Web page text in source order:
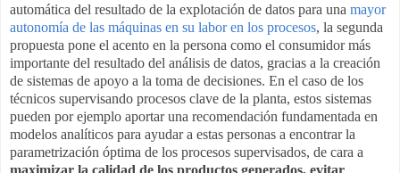
automática del resultado de la explotación de datos para una mayor
autonomía de las máquinas en su labor en los procesos, la segunda
propuesta pone el acento en la persona como el consumidor más
importante del resultado del análisis de datos, gracias a la creación
de sistemas de apoyo a la toma de decisiones. En el caso de los
técnicos supervisando procesos clave de la planta, estos sistemas
pueden por ejemplo aportar una recomendación fundamentada en
modelos analíticos para ayudar a estas personas a encontrar la
parametrización óptima de los procesos supervisados, de cara a
maximizar la calidad de los productos generados, evitar